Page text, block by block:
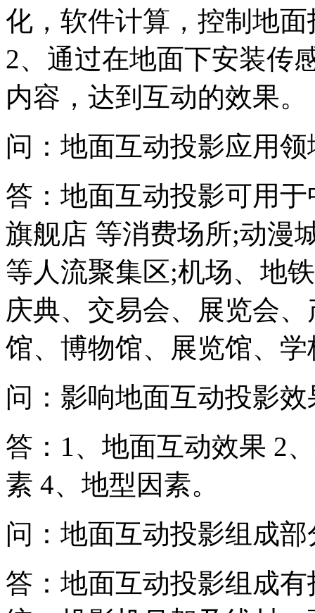
化，软件计算，控制地
2、通过在地面下安装传
内容，达到互动的效果。
问：地面互动投影应用
答：地面互动投影可用
旗舰店 等消费场所;动漫
等人流聚集区;机场、地
庆典、交易会、展览会
馆、博物馆、展览馆、
问：影响地面互动投影
答：1、地面互动效果 2
素 4、地型因素。
问：地面互动投影组成
答：地面互动投影组成